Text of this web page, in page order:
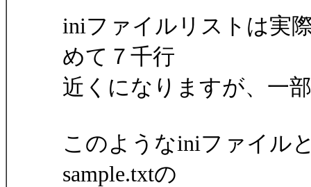
iniファイルリストは実
めて７千行
近くになりますが、一
このようなiniファイル
sample.txtの